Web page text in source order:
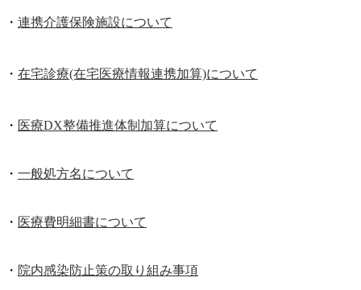
・ 連携介護保険施設について
・ 在宅診療(在宅医療情報連携加算)について
・ 医療DX整備推進体制加算について
・ 一般処方名について
・ 医療費明細書について
・ 院内感染防止策の取り組み事項